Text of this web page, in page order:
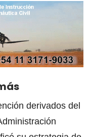
derivados del